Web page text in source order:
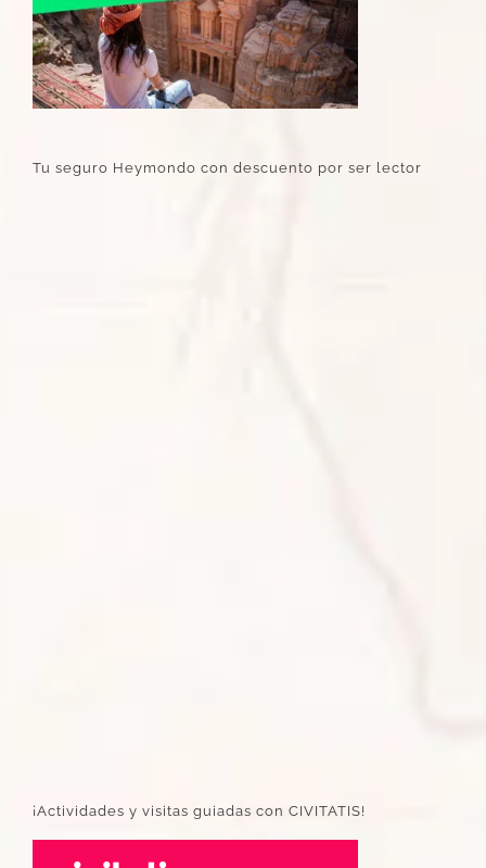
Tu seguro Heymondo con descuento por ser lector
¡Actividades y visitas guiadas con CIVITATIS!